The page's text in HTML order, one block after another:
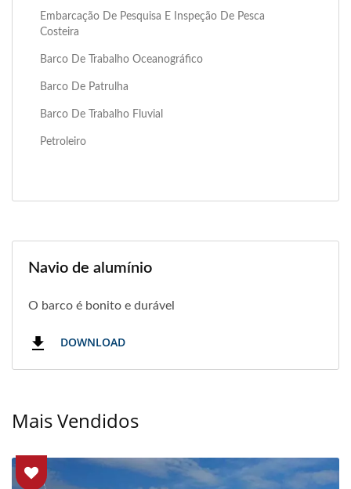
Embarcação De Pesquisa E Inspeção De Pesca
Costeira
Barco De Trabalho Oceanográfico
Barco De Patrulha
Barco De Trabalho Fluvial
Petroleiro
Navio de alumínio
O barco é bonito e durável
DOWNLOAD
Mais Vendidos